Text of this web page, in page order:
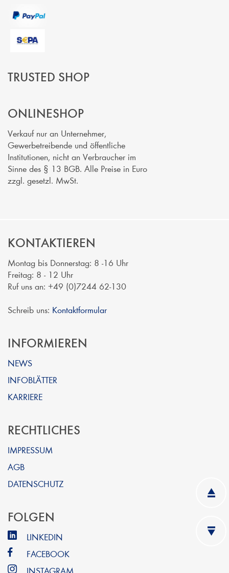
TRUSTED SHOP
ONLINESHOP
Verkauf nur an Unternehmer,
Gewerbetreibende und öffentliche
Institutionen, nicht an Verbraucher im
Sinne des § 13 BGB. Alle Preise in Euro
zzgl. gesetzl. MwSt.
KONTAKTIEREN
Montag bis Donnerstag: 8 -16 Uhr
Freitag: 8 - 12 Uhr
Ruf uns an: +49 (0)7244 62-130
Schreib uns: Kontaktformular
INFORMIEREN
NEWS
INFOBLÄTTER
KARRIERE
RECHTLICHES
IMPRESSUM
AGB
DATENSCHUTZ
FOLGEN
LINKEDIN
FACEBOOK
INSTAGRAM